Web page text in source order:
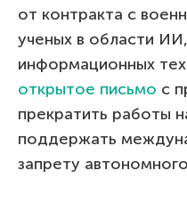
от контракта с
ученых в области
информационных
открытое письмо с
прекратить работы
поддержать
запрету